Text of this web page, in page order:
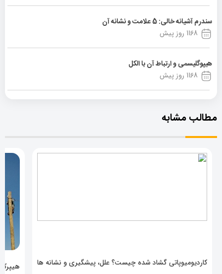
سندرم آشیانه خالی: 5 علامت و نشانه آن
1168 روز پیش
هیپوگلیسمی و ارتباط آن با الکل
1168 روز پیش
مطالب مشابه
کاردیومیوپاتی گشاد شده چیست؟ علل، پیشگیری و نشانه ها